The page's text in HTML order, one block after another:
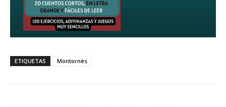
ETIQUETAS Montornès